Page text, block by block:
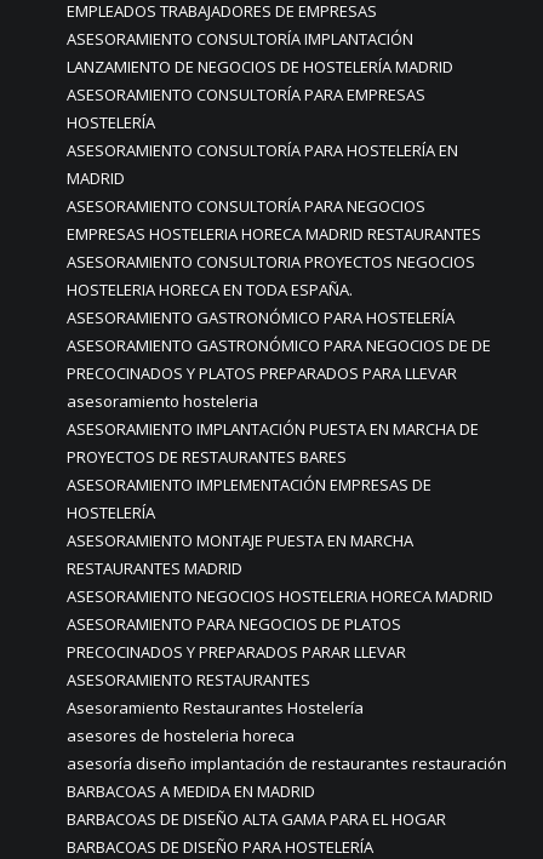
EMPLEADOS TRABAJADORES DE EMPRESAS
ASESORAMIENTO CONSULTORÍA IMPLANTACIÓN
LANZAMIENTO DE NEGOCIOS DE HOSTELERÍA MADRID
ASESORAMIENTO CONSULTORÍA PARA EMPRESAS
HOSTELERÍA
ASESORAMIENTO CONSULTORÍA PARA HOSTELERÍA EN
MADRID
ASESORAMIENTO CONSULTORÍA PARA NEGOCIOS
EMPRESAS HOSTELERIA HORECA MADRID RESTAURANTES
ASESORAMIENTO CONSULTORIA PROYECTOS NEGOCIOS
HOSTELERIA HORECA EN TODA ESPAÑA.
ASESORAMIENTO GASTRONÓMICO PARA HOSTELERÍA
ASESORAMIENTO GASTRONÓMICO PARA NEGOCIOS DE DE
PRECOCINADOS Y PLATOS PREPARADOS PARA LLEVAR
asesoramiento hosteleria
ASESORAMIENTO IMPLANTACIÓN PUESTA EN MARCHA DE
PROYECTOS DE RESTAURANTES BARES
ASESORAMIENTO IMPLEMENTACIÓN EMPRESAS DE
HOSTELERÍA
ASESORAMIENTO MONTAJE PUESTA EN MARCHA
RESTAURANTES MADRID
ASESORAMIENTO NEGOCIOS HOSTELERIA HORECA MADRID
ASESORAMIENTO PARA NEGOCIOS DE PLATOS
PRECOCINADOS Y PREPARADOS PARAR LLEVAR
ASESORAMIENTO RESTAURANTES
Asesoramiento Restaurantes Hostelería
asesores de hosteleria horeca
asesoría diseño implantación de restaurantes restauración
BARBACOAS A MEDIDA EN MADRID
BARBACOAS DE DISEÑO ALTA GAMA PARA EL HOGAR
BARBACOAS DE DISEÑO PARA HOSTELERÍA